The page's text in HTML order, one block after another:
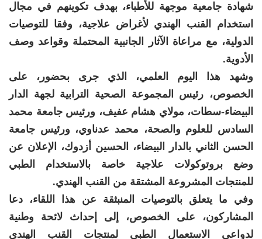
شهادة جامعية موجهة للأطباء، بهدف تكوينهم في مجال
استخدام القنب الهندي لأغراض علاجية، وفقا للتوصيات
الدولية، مع مراعاة الآثار الجانبية المحتملة وقواعد وصف
الأدوية.
وشهد هذا اليوم العلمي، الذي جرى بحضور، على
الخصوص، رئيس المجموعة الصحية الترابية لجهة الدار
البيضاء-سطات، مولاي هشام عفيف، ورئيس جامعة محمد
السادس للعلوم والصحة، محمد عدناوي، ورئيس جامعة
الحسن الثاني بالدار البيضاء، الحسين أزدوك، الإعلان عن
وضع بروتوكولات علاجية خاصة بالاستخدام الطبي
للمنتجات المشروعة المشتقة من القنب الهندي.
وفي ما يتعلق بالتوصيات المنبثقة عن هذا اللقاء، دعا
المشاركون، على الخصوص، إلى إحداث لائحة وطنية
لدواعي الاستعمال الطبي لمنتجات القنب الهندي